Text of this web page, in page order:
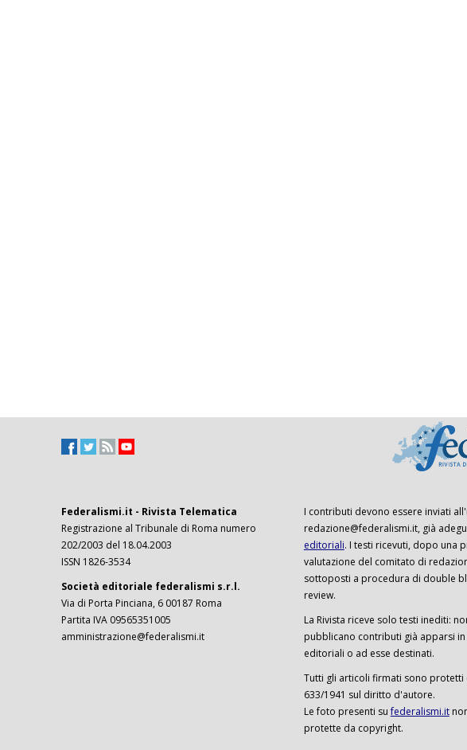
Federalismi.it - Rivista Telematica
Registrazione al Tribunale di Roma numero
202/2003 del 18.04.2003
ISSN 1826-3534
Società editoriale federalismi s.r.l.
Via di Porta Pinciana, 6 00187 Roma
Partita IVA 09565351005
amministrazione@federalismi.it
I contributi devono essere inviati
redazione@federalismi.it, già
editoriali. I testi ricevuti, dopo una
valutazione del comitato di
sottoposti a procedura di double
review.
La Rivista riceve solo testi inediti:
pubblicano contributi già apparsi
editoriali o ad esse destinati.
Tutti gli articoli firmati sono protetti
633/1941 sul diritto d'autore.
Le foto presenti sufederalismi.it
protette da copyright.